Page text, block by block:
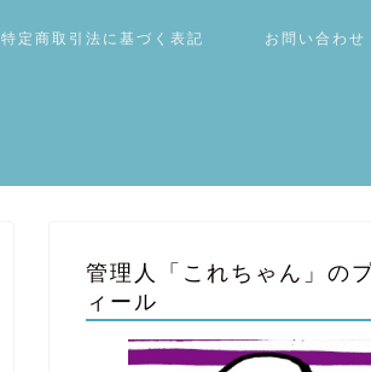
特定商取引法に基づく表記 お問い合わせ
管理人「これちゃん」の
ィール